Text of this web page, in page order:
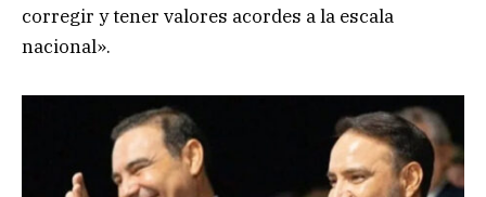
corregir y tener valores acordes a la escala
nacional».